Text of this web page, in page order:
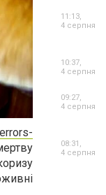
11:13,
4 серпня
10:37,
4 серпня
09:27,
4 серпня
08:31,
4 серпня